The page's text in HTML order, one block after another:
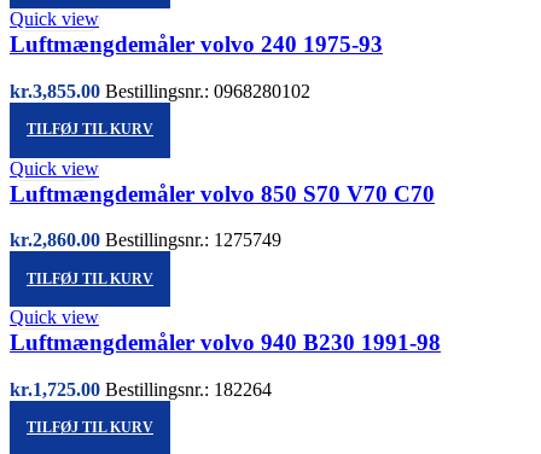
Quick view
Luftmængdemåler volvo 240 1975-93
kr.3,855.00 Bestillingsnr.: 0968280102
TILFØJ TIL KURV
Quick view
Luftmængdemåler volvo 850 S70 V70 C70
kr.2,860.00 Bestillingsnr.: 1275749
TILFØJ TIL KURV
Quick view
Luftmængdemåler volvo 940 B230 1991-98
kr.1,725.00 Bestillingsnr.: 182264
TILFØJ TIL KURV